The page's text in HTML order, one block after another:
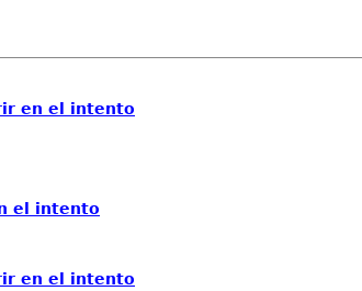
en el intento
el intento
en el intento